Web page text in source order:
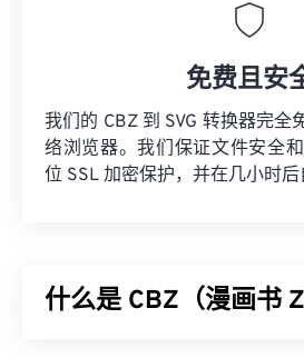
免费且安
我们的 CBZ 到 SVG 转换器完全
络浏览器。我们保证文件安全
位 SSL 加密保护，并在几小时后
什么是 CBZ（漫画书